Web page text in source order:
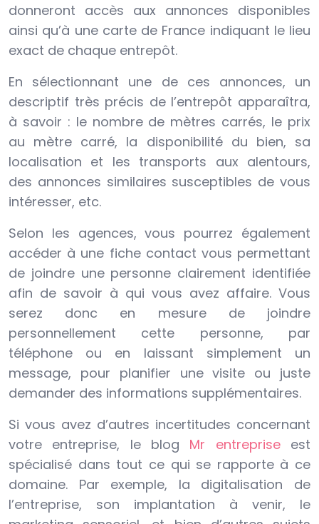
donneront accès aux annonces disponibles
ainsi qu’à une carte de France indiquant le lieu
exact de chaque entrepôt.
En sélectionnant une de ces annonces, un
descriptif très précis de l’entrepôt apparaîtra,
à savoir : le nombre de mètres carrés, le prix
au mètre carré, la disponibilité du bien, sa
localisation et les transports aux alentours,
des annonces similaires susceptibles de vous
intéresser, etc.
Selon les agences, vous pourrez également
accéder à une fiche contact vous permettant
de joindre une personne clairement identifiée
afin de savoir à qui vous avez affaire. Vous
serez donc en mesure de joindre
personnellement cette personne, par
téléphone ou en laissant simplement un
message, pour planifier une visite ou juste
demander des informations supplémentaires.
Si vous avez d’autres incertitudes concernant
votre entreprise, le blog Mr entrepriseest
spécialisé dans tout ce qui se rapporte à ce
domaine. Par exemple, la digitalisation de
l’entreprise, son implantation à venir, le